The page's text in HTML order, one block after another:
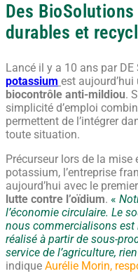
Des
durables et
Lancé il y a 10 ans par DE
potassium est
biocontrôle anti-mildiou.
simplicité d’emploi
permettent de l’intégrer
toute situation.
Précurseur lors de la
potassium, l’entreprise
aujourd’hui avec le premier
lutte contre l’oïdium. «
l’économie circulaire. Le
nous commercialisons
réalisé à partir de sous-
service de l’agriculture,
indique Aurélie Morin,